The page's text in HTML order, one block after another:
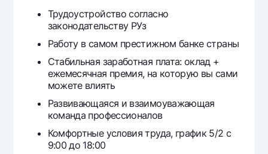
Трудоустройство согласно
законодательству РУз
Работу в самом престижном банке страны
Стабильная заработная плата: оклад +
ежемесячная премия, на которую вы сами
можете влиять
Развивающаяся и взаимоуважающая
команда профессионалов
Комфортные условия труда, график 5/2 с
9:00 до 18:00